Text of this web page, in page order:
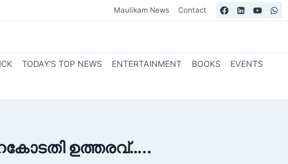
Maulikam News Contact
TODAY’S TOP NEWS ENTERTAINMENT BOOKS EVENTS
ഉത്തരവ്…..